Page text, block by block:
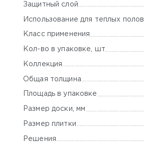
Защитный слой
Использование для теплых полов
Класс применения
Кол-во в упаковке, шт
Коллекция
Общая толщина
Площадь в упаковке
Размер доски, мм
Размер плитки
Решения